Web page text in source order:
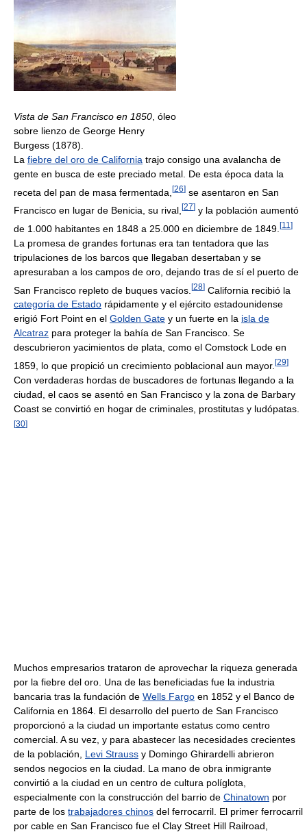
Vista de San Francisco en 1850 , óleo
sobre lienzo de George Henry
Burgess (1878).
La fiebre del oro de California trajo consigo una avalancha de
gente en busca de este preciado metal. De esta época data la
receta del pan de masa fermentada, [26] se asentaron en San
Francisco en lugar de Benicia, su rival, [27] y la población aumentó
de 1.000 habitantes en 1848 a 25.000 en diciembre de 1849. [11 ]
La promesa de grandes fortunas era tan tentadora que las
tripulaciones de los barcos que llegaban desertaban y se
apresuraban a los campos de oro, dejando tras de sí el puerto de
San Francisco repleto de buques vacíos. [28] California recibió la
categoría de Estado rápidamente y el ejército estadounidense
erigió Fort Point en el Golden Gate y un fuerte en la isla de
Alcatraz para proteger la bahía de San Francisco. Se
descubrieron yacimientos de plata, como el Comstock Lode en
1859, lo que propició un crecimiento poblacional aun mayor. [29]
Con verdaderas hordas de buscadores de fortunas llegando a la
ciudad, el caos se asentó en San Francisco y la zona de Barbary
Coast se convirtió en hogar de criminales, prostitutas y ludópatas.
[30]
Muchos empresarios trataron de aprovechar la riqueza generada
por la fiebre del oro. Una de las beneficiadas fue la industria
bancaria tras la fundación de Wells Fargo en 1852 y el Banco de
California en 1864. El desarrollo del puerto de San Francisco
proporcionó a la ciudad un importante estatus como centro
comercial. A su vez, y para abastecer las necesidades crecientes
de la población, Levi Strauss y Domingo Ghirardelli abrieron
sendos negocios en la ciudad. La mano de obra inmigrante
convirtió a la ciudad en un centro de cultura políglota,
especialmente con la construcción del barrio de Chinatown por
parte de los trabajadores chinos del ferrocarril. El primer ferrocarril
por cable en San Francisco fue el Clay Street Hill Railroad,